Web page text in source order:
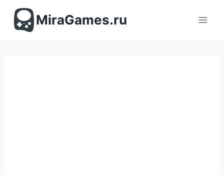
содержимомуMiraGames.ru